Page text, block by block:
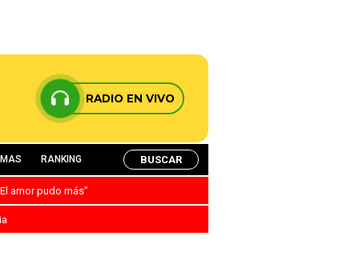
RADIO EN VIVO
RANKING BUSCAR
amor pudo más”